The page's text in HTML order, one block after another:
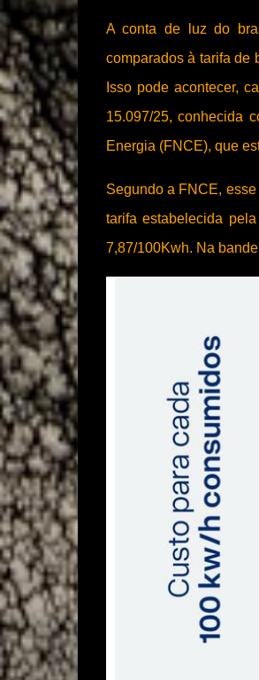
A conta de luz do
comparados à tarifa de
Isso pode acontecer,
15.097/25, conhecida
Energia (FNCE), que
Segundo a FNCE,
tarifa estabelecida
7,87/100Kwh. Na